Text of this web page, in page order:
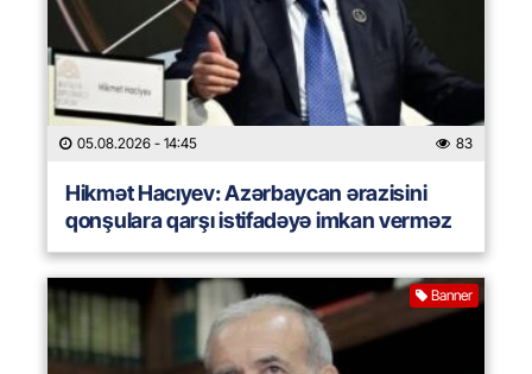
05.08.2026 - 14:45 83
Hikmət Hacıyev: Azərbaycan ərazisini
qonşulara qarşı istifadəyə imkan verməz
Banner